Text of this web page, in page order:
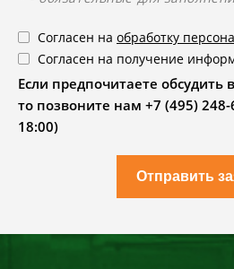
Согласен на обработку
Согласен на получение
Если предпочитаете обсудить
то позвоните нам +7 (495)
18:00)
Отправить